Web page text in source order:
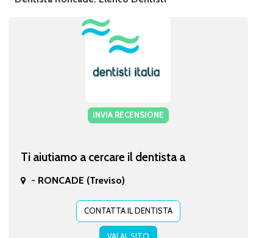
INVIA RECENSIONE
Ti aiutiamo a cercare il dentista a
- RONCADE (Treviso)
CONTATTA IL DENTISTA